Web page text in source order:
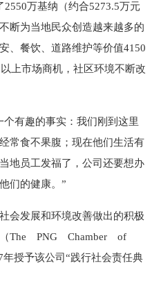
万基纳（约合5273.5万元
断为当地民众创造越来越多的
、餐饮、道路维护等价值4150
上市场商机，社区环境不断改
有趣的事实：我们刚到这里
常食不果腹；现在他们生活有
地员工发福了，公司还要想办
们的健康。”
发展和环境改善做出的积极
（The PNG Chamber of
授予该公司“践行社会责任典